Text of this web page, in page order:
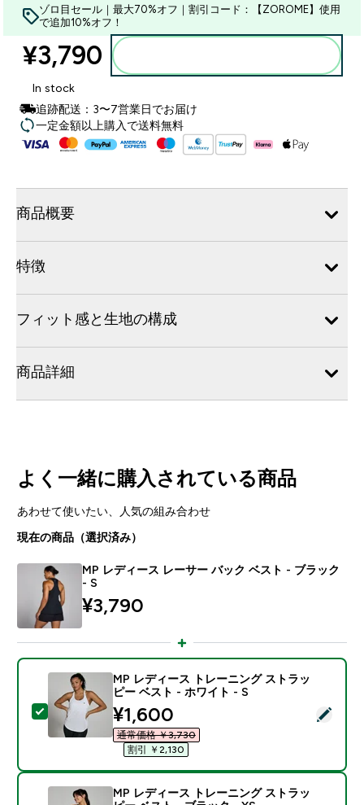
ゾロ目セール｜最大70%オフ｜割引コード：【ZOROME】使用
で追加10%オフ！
¥3,790‎
In stock
追跡配送：3〜7営業日でお届け
一定金額以上購入で送料無料
商品概要
特徴
フィット感と生地の構成
商品詳細
よく一緒に購入されている商品
あわせて使いたい、人気の組み合わせ
現在の商品（選択済み）
MP レディース レーサー バック ベスト - ブラック
- S
¥3,790‎
この商品を選択 - MP レディース トレーニング スト
MP レディース トレーニング ストラッ
ピー ベスト - ホワイト - S
discounted price
¥1,600‎
通常価格 ￥3,730‎
割引 ￥2,130‎
MP レディース トレーニング ストラッ